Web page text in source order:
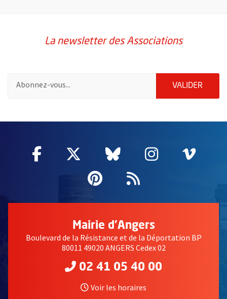
La newsletter des Associations
VALIDER
Facebook
, Ouvre une nouvelle fenêtre
Twitter
, Ouvre une nouvelle
Bluesky
, Ouvre une
Instagram
, Ouvre
,
Pinterest
, Ouvre une
Flux RSS
Mairie d'Angers
Boulevard de la Résistance et de la Déportation BP
80011 49020 ANGERS Cedex 02
02 41 05 40 00
Voir les horaires